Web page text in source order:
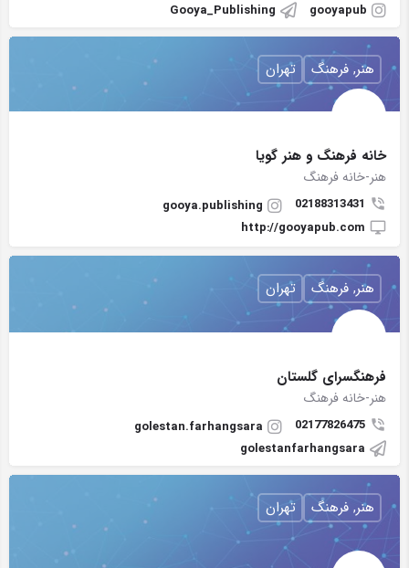
gooyapub
Gooya_Publishing
خانه فرهنگ و هنر گويا
هنر-خانه فرهنگ
02188313431
gooya.publishing
http://gooyapub.com
هنر, فرهنگ تهران
فرهنگسرای گلستان
هنر-خانه فرهنگ
02177826475
golestan.farhangsara
golestanfarhangsara
هنر, فرهنگ تهران
هنر, فرهنگ تهران